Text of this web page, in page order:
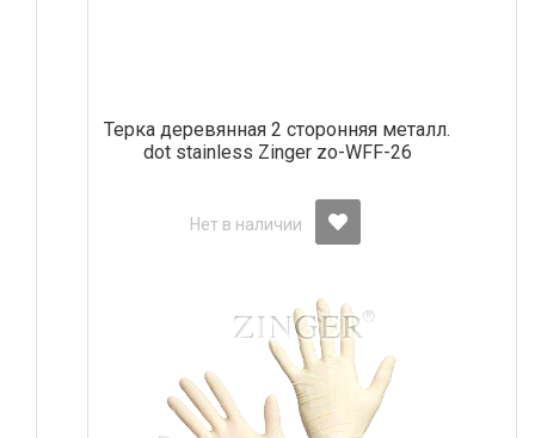
Терка деревянная 2 сторонняя металл.
dot stainless Zinger zo-WFF-26
Нет в наличии